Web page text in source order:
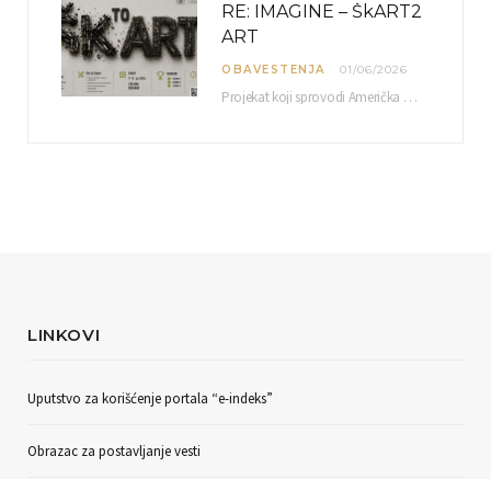
RE: IMAGINE – ŠkART2
ART
OBAVESTENJA 01/06/2026
Projekat koji sprovodi Američka privredna komora uz podrŝku kompanije Philip Morris International, sa ciljem povezivanja…
LINKOVI
Uputstvo za korišćenje portala “e-indeks”
Obrazac za postavljanje vesti